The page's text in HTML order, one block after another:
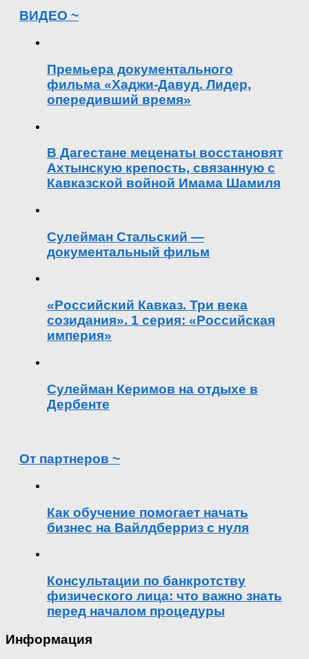
ВИДЕО ~
Премьера документального
фильма «Хаджи-Давуд. Лидер,
опередивший время»
В Дагестане меценаты восстановят
Ахтынскую крепость, связанную с
Кавказской войной Имама Шамиля
Сулейман Стальский —
документальный фильм
«Российский Кавказ. Три века
созидания». 1 серия: «Российская
империя»
Сулейман Керимов на отдыхе в
Дербенте
От партнеров ~
Как обучение помогает начать
бизнес на Вайлдберриз с нуля
Консультации по банкротству
физического лица: что важно знать
перед началом процедуры
Информация